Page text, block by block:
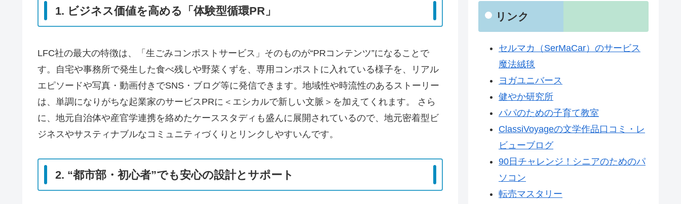
1. ビジネス価値を高める「体験型循環PR」
LFC社の最大の特徴は、「生ごみコンポストサービス」そのものが“PRコンテンツ”になることで
す。自宅や事務所で発生した食べ残しや野菜くずを、専用コンポストに入れている様子を、リアル
エピソードや写真・動画付きでSNS・ブログ等に発信できます。地域性や時流性のあるストーリー
は、単調になりがちな起業家のサービスPRに＜エシカルで新しい文脈＞を加えてくれます。 さら
に、地元自治体や産官学連携を絡めたケーススタディも盛んに展開されているので、地元密着型ビ
ジネスやサスティナブルなコミュニティづくりとリンクしやすいんです。
2. “都市部・初心者”でも安心の設計とサポート
リンク
セルマカ（SerMaCar）のサービス
魔法絨毯
ヨガユニバース
健やか研究所
パパのための子育て教室
ClassiVoyageの文学作品口コミ・レ
ビューブログ
90日チャレンジ！シニアのためのパ
ソコン
転売マスタリー